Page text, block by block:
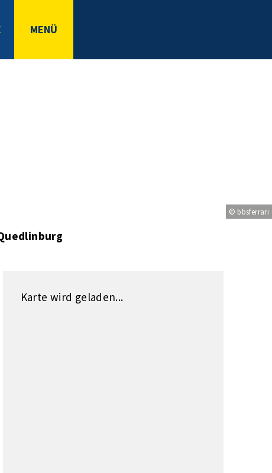
MENÜ
© bbsferrari
Karte wird geladen...